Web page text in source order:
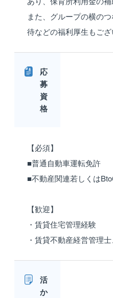
また、グループの横の
待などの福利厚生もござ
応
募
資
格
【必須】
■普通自動車運転免許
■不動産関連若しくは
【歓迎】
・賃貸住宅管理経験
・賃貸不動産経営管理
活
か